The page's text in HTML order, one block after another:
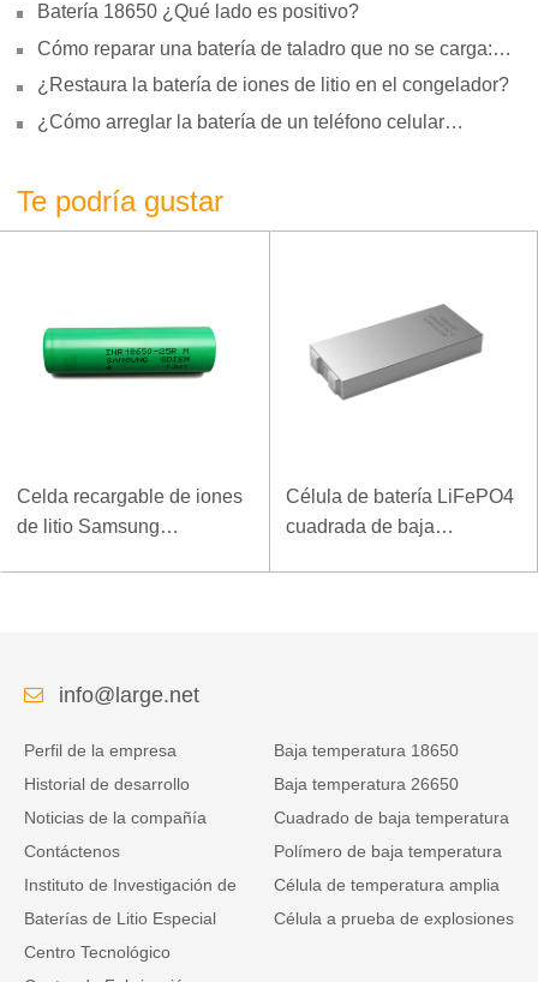
Batería 18650 ¿Qué lado es positivo?
Cómo reparar una batería de taladro que no se carga:
¿Restaura la batería de iones de litio en el congelador?
¿Cómo arreglar la batería de un teléfono celular
Te podría gustar
Celda recargable de iones
de litio Samsung
Célula de batería LiFePO4
cuadrada de baja
info@large.net
Perfil de la empresa
Historial de desarrollo
Noticias de la compañía
Contáctenos
Instituto de Investigación de
Baterías de Litio Especial
Centro Tecnológico
Baja temperatura 18650
Baja temperatura 26650
Cuadrado de baja temperatura
Polímero de baja temperatura
Célula de temperatura amplia
Célula a prueba de explosiones